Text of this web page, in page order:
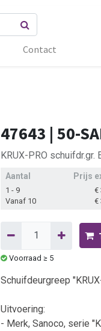
Contact
47643 | 50-
KRUX-PRO
Aantal Prijs
1 - 9 €
Vanaf 10
€
Voorraad ≥ 5
Schuifdeurgreep
Uitvoering:
- Merk, Sanoco, serie